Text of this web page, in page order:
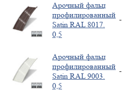
Арочный фальц
профилированный
Satin RAL 8017.
0,5
-
Арочный фальц
профилированный
Satin RAL 9003.
0,5
-